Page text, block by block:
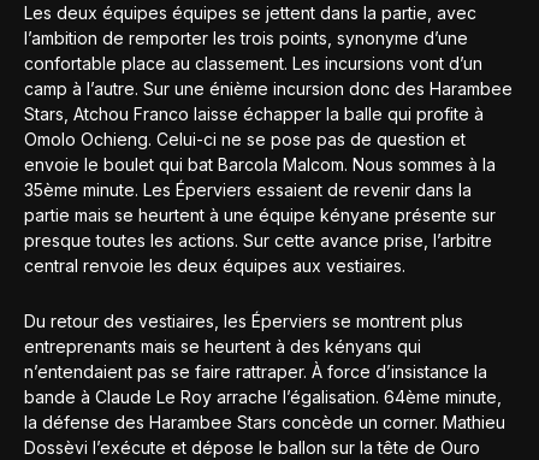
Les deux équipes équipes se jettent dans la partie, avec
l’ambition de remporter les trois points, synonyme d’une
confortable place au classement. Les incursions vont d’un
camp à l’autre. Sur une énième incursion donc des Harambee
Stars, Atchou Franco laisse échapper la balle qui profite à
Omolo Ochieng. Celui-ci ne se pose pas de question et
envoie le boulet qui bat Barcola Malcom. Nous sommes à la
35ème minute. Les Éperviers essaient de revenir dans la
partie mais se heurtent à une équipe kényane présente sur
presque toutes les actions. Sur cette avance prise, l’arbitre
central renvoie les deux équipes aux vestiaires.
Du retour des vestiaires, les Éperviers se montrent plus
entreprenants mais se heurtent à des kényans qui
n’entendaient pas se faire rattraper. À force d’insistance la
bande à Claude Le Roy arrache l’égalisation. 64ème minute,
la défense des Harambee Stars concède un corner. Mathieu
Dossèvi l’exécute et dépose le ballon sur la tête de Ouro